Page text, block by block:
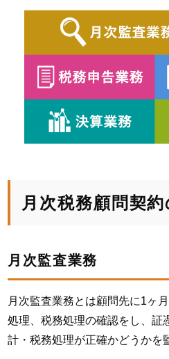
月次税務顧問契
月次監査業務
月次監査業務とは顧問先に1ヶ
処理、税務処理の確認をし、証
計・税務処理が正確かどうかを